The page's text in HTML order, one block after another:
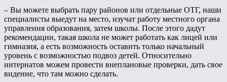
– Вы можете выбрать пару районов или отдельные ОТГ, наши
специалисты выедут на место, изучат работу местного органа
управления образования, затем школы. После этого дадут
рекомендации, такая школа не может работать как лицей или
гимназия, а есть возможность оставить только начальный
уровень с возможностью подвоз детей. Относительно
интернатов можем провести внеплановые проверки, дать свое
видение, что там можно сделать.